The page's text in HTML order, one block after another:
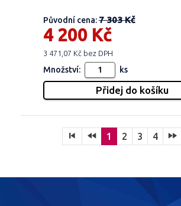
Původní cena:7 303 Kč
4 200 Kč
3 471,07 Kč bez DPH
Množství: ks
1 2 3 4